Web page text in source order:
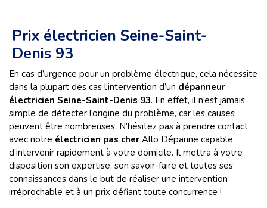
Prix électricien Seine-Saint-
Denis 93
En cas d’urgence pour un problème électrique, cela nécessite
dans la plupart des cas l’intervention d’un dépanneur
électricien Seine-Saint-Denis 93. En effet, il n’est jamais
simple de détecter l’origine du problème, car les causes
peuvent être nombreuses. N’hésitez pas à prendre contact
avec notre électricien pas cher Allo Dépanne capable
d’intervenir rapidement à votre domicile. Il mettra à votre
disposition son expertise, son savoir-faire et toutes ses
connaissances dans le but de réaliser une intervention
irréprochable et à un prix défiant toute concurrence !